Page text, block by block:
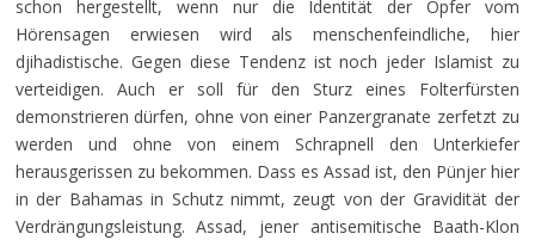
schon hergestellt, wenn nur die Identität der Opfer vom
Hörensagen erwiesen wird als menschenfeindliche, hier
djihadistische. Gegen diese Tendenz ist noch jeder Islamist zu
verteidigen. Auch er soll für den Sturz eines Folterfürsten
demonstrieren dürfen, ohne von einer Panzergranate zerfetzt zu
werden und ohne von einem Schrapnell den Unterkiefer
herausgerissen zu bekommen. Dass es Assad ist, den Pünjer hier
in der Bahamas in Schutz nimmt, zeugt von der Gravidität der
Verdrängungsleistung. Assad, jener antisemitische Baath-Klon